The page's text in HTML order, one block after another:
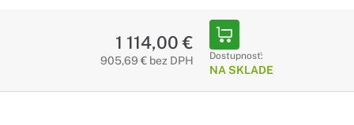
1 114,00 €
905,69 € bez DPH Dostupnosť:
NA SKLADE